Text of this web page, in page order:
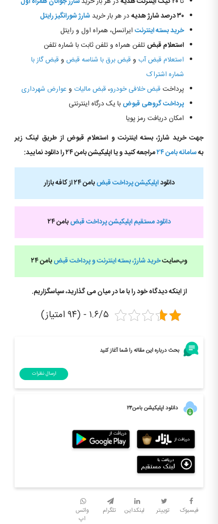
۳۰ درصد شارژ هدیه
در هر بار خرید شارژ شورانگیز رایتل
خرید بسته اینترنت ایرانسل، همراه اول و رایتل
استعلام قبض تلفن همراه و تلفن ثابت با شماره تلفن
استعلام قبض آب و قبض برق با شناسه قبض و قبض گاز با
شماره اشتراک
پرداخت قبض خلافی خودرو، قبض مالیات و عوارض شهرداری
پرداخت گروهی قبوض با یک درگاه اینترنتی
امکان دریافت رمز پویا
جهت خرید شارژ، بسته اینترنت و استعلام قبوض از طریق لینک زیر
بهسامانه بامن ۲۴ مراجعه کنید و یا اپلیکیشن بامن ۲۴ را دانلود نمایید:
دانلوداپلیکیشن پرداخت قبضبامن ۲۴ از کافه بازار
دانلود مستقیم اپلیکیشن پرداخت قبضبامن ۲۴
وب‌سایتخرید شارژ، بسته اینترنت و پرداخت قبضبامن ۲۴
از اینکه دیدگاه خود را با ما در میان می گذارید، سپاسگزاریم.
۱.۶/۵ - (۹۴ امتیاز)
بحث درباره این مقاله را شما آغاز کنید
ارسال نظرات
دانلود اپلیکیشن بامن۲۴
فیسبوک توییتر لینکداین تلگرام
واتس
اپ